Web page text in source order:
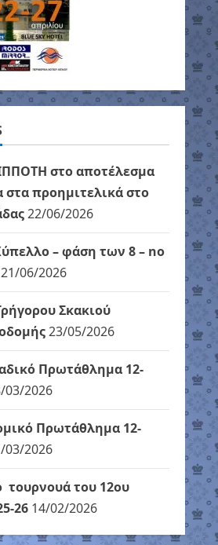
στο αποτέλεσμα
στα προημιτελικά στο
22/06/2026
– φάση των 8 – no
21/06/2026
Σκακιού
23/05/2026
Πρωτάθλημα 12-
03/2026
Πρωτάθλημα 12-
03/2026
τουρνουά του 12ου
26 14/02/2026